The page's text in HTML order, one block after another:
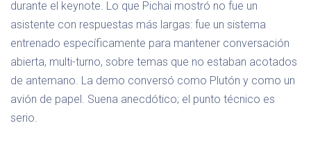
durante el keynote. Lo que Pichai mostró no fue un
asistente con respuestas más largas: fue un sistema
entrenado específicamente para mantener conversación
abierta, multi-turno, sobre temas que no estaban acotados
de antemano. La demo conversó como Plutón y como un
avión de papel. Suena anecdótico; el punto técnico es
serio.